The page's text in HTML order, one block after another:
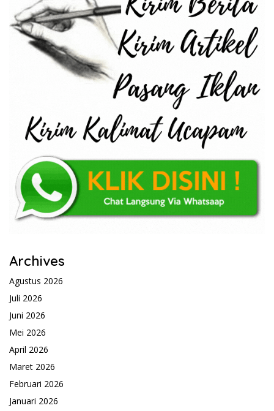
Archives
Agustus 2026
Juli 2026
Juni 2026
Mei 2026
April 2026
Maret 2026
Februari 2026
Januari 2026